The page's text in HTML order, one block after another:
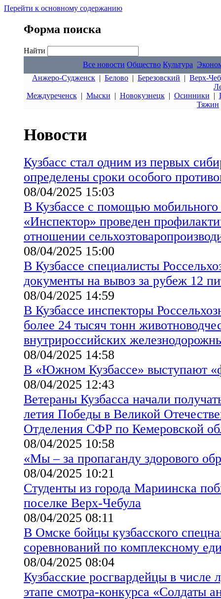
Перейти к основному содержанию
Форма поиска
Найти
Все новости Общество Культура
Анжеро-Судженск | Белово | Березовский | Верх-
Междуреченск| Мыски | Новокузнецк| Осинники |
Тяжин
Новости
Кузбасс стал одним из первых
определены сроки особого
08/04/2025 15:03
В Кузбассе с помощью
«Инспектор» проведен
отношении
08/04/2025 15:00
В Кузбассе специалисты
документы на вывоз за рубеж 12
08/04/2025 14:59
В Кузбассе инспекторы
более 24 тысяч тонн
внутрироссийских
08/04/2025 14:58
В «Южном Кузбассе» выступают
08/04/2025 12:43
Ветераны Кузбасса начали
летия Победы в Великой
Отделения СФР по Кемеровской
08/04/2025 10:58
«Мы – за пропаганду здорового
08/04/2025 10:21
Студенты из города Мариинска
поселке Верх-Чебула
08/04/2025 08:11
В Омске бойцы кузбасского
соревнований по комплексному
08/04/2025 08:04
Кузбасские росгвардейцы в
этапе смотра-конкурса «Солдаты